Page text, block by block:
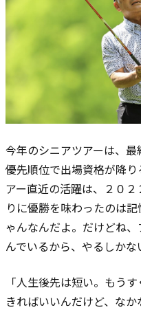
今年のシニアツアーは、
優先順位で出場資格が降
アー直近の活躍は、２０
りに優勝を味わったのは
ゃんなんだよ。だけどね
んでいるから、やるしかな
「人生後先は短い。もう
きればいいんだけど、なか